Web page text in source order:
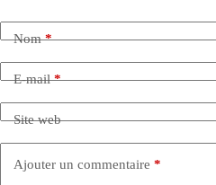
Nom*
E-mail*
Site web
Ajouter un commentaire *